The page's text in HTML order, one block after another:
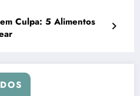
Culpa: 5 Alimentos